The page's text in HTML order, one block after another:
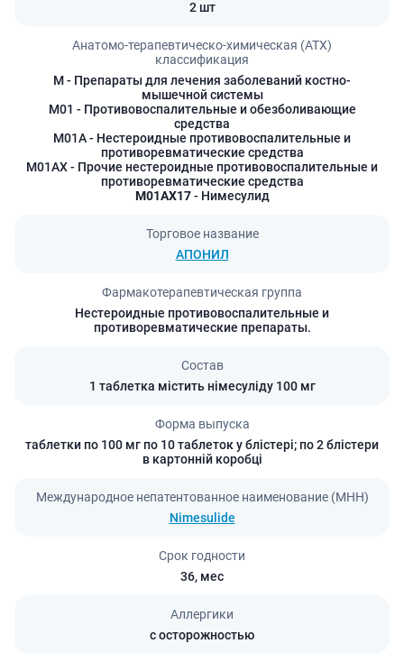
2 шт
Анатомо-терапевтическо-химическая (АТХ)
классификация
M- Препараты для лечения заболеваний костно-
мышечной системы
M01 - Противовоспалительные и обезболивающие
средства
M01A- Нестероидные противовоспалительные и
противоревматические средства
M01AX- Прочие нестероидные противовоспалительные и
противоревматические средства
M01AX17- Нимесулид
Торговое название
АПОНИЛ
Фармакотерапевтическая группа
Нестероидные противовоспалительные и
противоревматические препараты.
Состав
1 таблетка містить німесуліду 100 мг
Форма выпуска
таблетки по 100 мг по 10 таблеток у блістері; по 2 блістери
в картонній коробці
Международное непатентованное наименование (МНН)
Nimesulide
Срок годности
36, мес
Аллергики
с осторожностью